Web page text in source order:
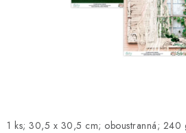
Moje objednávka
Obchodní
1 ks; 30,5 x 30,5 cm; oboustranná; 240